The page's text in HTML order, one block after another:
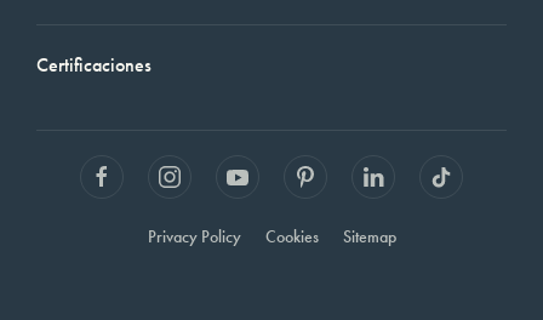
Certificaciones
Privacy Policy Cookies Sitemap